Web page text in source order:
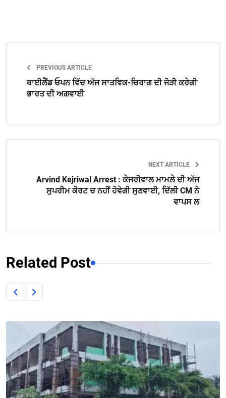
PREVIOUS ARTICLE
ਥਾਈਲੈਂਡ ਓਪਨ ਵਿੱਚ ਅੱਜ ਸਾਤਵਿਕ-ਚਿਰਾਗ ਦੀ ਜੋੜੀ ਕਰੇਗੀ
ਭਾਰਤ ਦੀ ਅਗਵਾਈ
NEXT ARTICLE
Arvind Kejriwal Arrest : ਕੇਜਰੀਵਾਲ ਮਾਮਲੇ ਦੀ ਅੱਜ
ਸੁਪਰੀਮ ਕੋਰਟ ਚ ਨਹੀਂ ਹੋਵੇਗੀ ਸੁਣਵਾਈ, ਦਿੱਲੀ CM ਨੇ
ਵਾਪਸ ਲ
Related Post